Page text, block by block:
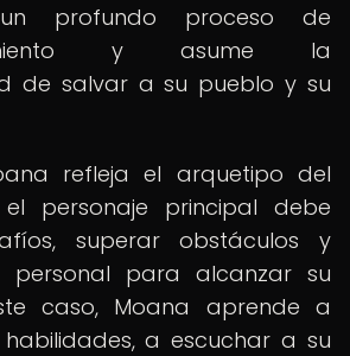
un profundo proceso de
y asume la
de salvar a su pueblo y su
refleja el arquetipo del
personaje principal debe
superar obstáculos y
personal para alcanzar su
caso, Moana aprende a
a escuchar a su